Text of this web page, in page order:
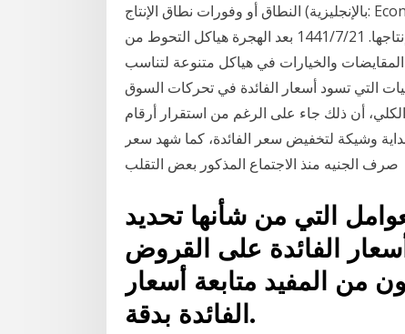
النطاق أو وفورات نطاق الإنتاج (بالإنجليزية: Economies of scope)‏ مصطلح اقتصادي يستخدم في صيغة
الجمع وهو يمثل انخفاض متوسط تكلفة شركة كلما زاد تنوع إنتاجها. 21‏‏/7‏‏/1441 بعد الهجرة هياكل التحوط من
والخيارات في هياكل متنوعة لتناسب
التي تسود أسعار الفائدة في تحركات السوق
أن ذلك جاء على الرغم من استقرار أرقام
وشيكة لتخفيض سعر الفائدة، كما شهد سعر
صرف الجنيه منذ الاجتماع المذكور بعض التقلب
التي من شأنها تحديد
الفائدة على القروض
من المفيد متابعة أسعار
الفائدة بدقة.